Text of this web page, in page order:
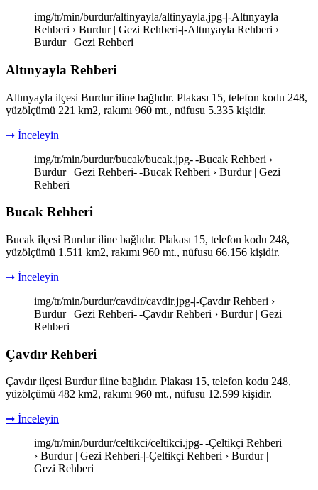
img/tr/min/burdur/altinyayla/altinyayla.jpg-|-Altınyayla
Rehberi › Burdur | Gezi Rehberi-|-Altınyayla Rehberi ›
Burdur | Gezi Rehberi
Altınyayla Rehberi
Altınyayla ilçesi Burdur iline bağlıdır. Plakası 15, telefon kodu 248,
yüzölçümü 221 km2, rakımı 960 mt., nüfusu 5.335 kişidir.
➞ İnceleyin
img/tr/min/burdur/bucak/bucak.jpg-|-Bucak Rehberi ›
Burdur | Gezi Rehberi-|-Bucak Rehberi › Burdur | Gezi
Rehberi
Bucak Rehberi
Bucak ilçesi Burdur iline bağlıdır. Plakası 15, telefon kodu 248,
yüzölçümü 1.511 km2, rakımı 960 mt., nüfusu 66.156 kişidir.
➞ İnceleyin
img/tr/min/burdur/cavdir/cavdir.jpg-|-Çavdır Rehberi ›
Burdur | Gezi Rehberi-|-Çavdır Rehberi › Burdur | Gezi
Rehberi
Çavdır Rehberi
Çavdır ilçesi Burdur iline bağlıdır. Plakası 15, telefon kodu 248,
yüzölçümü 482 km2, rakımı 960 mt., nüfusu 12.599 kişidir.
➞ İnceleyin
img/tr/min/burdur/celtikci/celtikci.jpg-|-Çeltikçi Rehberi
› Burdur | Gezi Rehberi-|-Çeltikçi Rehberi › Burdur |
Gezi Rehberi